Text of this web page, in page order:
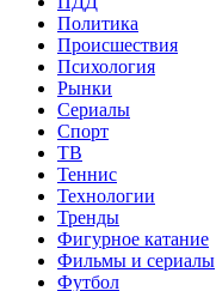
Политика
Происшествия
Психология
Рынки
Сериалы
Спорт
ТВ
Теннис
Технологии
Тренды
Фигурное катание
Фильмы и сериалы
Футбол